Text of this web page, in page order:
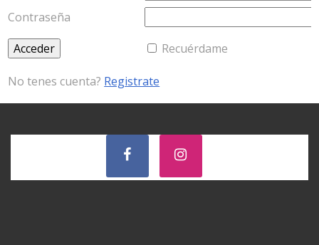
Contraseña
Recuérdame
No tenes cuenta? Registrate